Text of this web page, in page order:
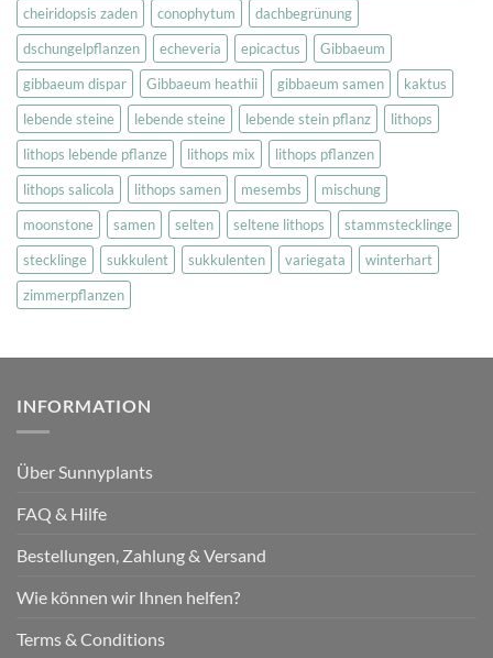
cheiridopsis zaden
conophytum
dachbegrünung
dschungelpflanzen
echeveria epicactus
Gibbaeum
gibbaeum dispar
Gibbaeum heathii gibbaeum samen
kaktus
lebende steine
lebende steine lebende stein pflanz
lithops
lithops lebende pflanze
lithops mix
lithops pflanzen
lithops salicola
lithops samen mesembs
mischung
moonstone
samen selten seltene lithops
stammstecklinge
stecklinge
sukkulent sukkulenten variegata
winterhart
zimmerpflanzen
INFORMATION
Über Sunnyplants
FAQ & Hilfe
Bestellungen, Zahlung & Versand
Wie können wir Ihnen helfen?
Terms & Conditions